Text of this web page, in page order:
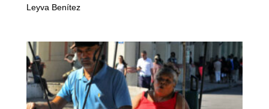
Leyva Benítez